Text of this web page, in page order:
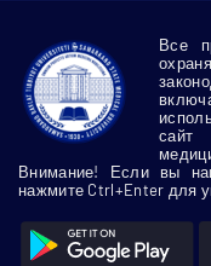
Все
сайт
Внимание! Если вы
нажмите Ctrl+Enter для